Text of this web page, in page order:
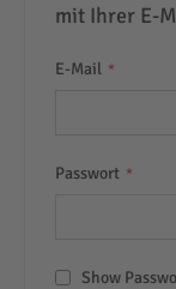
mit Ihrer E-
E-Mail
Passwort
Show